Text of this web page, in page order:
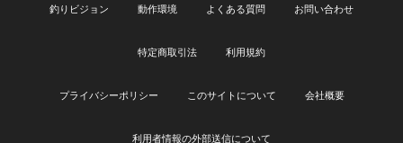
釣りビジョン 動作環境 よくある質問 お問い合わせ
特定商取引法 利用規約
プライバシーポリシー このサイトについて 会社概要
利用者情報の外部送信について